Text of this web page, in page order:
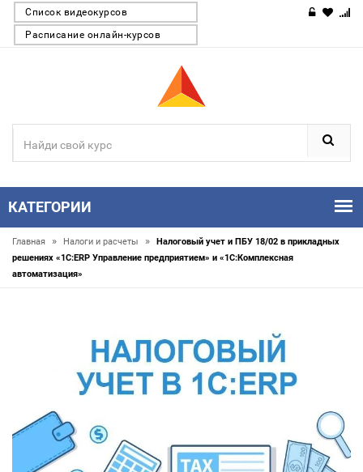
Список видеокурсов
Расписание онлайн-курсов
КАТЕГОРИИ
Главная » Налоги и расчеты »
Налоговый учет и ПБУ 18/02 в прикладных
решениях «1С:ERP Управление предприятием» и «1С:Комплексная
автоматизация»